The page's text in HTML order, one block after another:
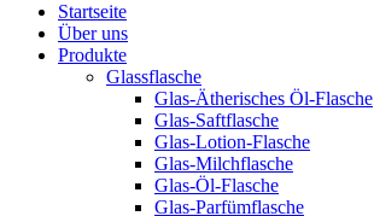
Startseite
Über uns
Produkte
Glassflasche
Glas-Ätherisches Öl-Flasche
Glas-Saftflasche
Glas-Lotion-Flasche
Glas-Milchflasche
Glas-Öl-Flasche
Glas-Parfümflasche